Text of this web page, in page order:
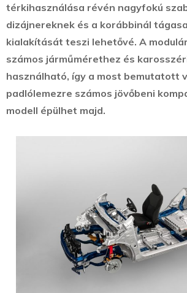
térkihasználása révén nagyfokú
dizájnereknek és a korábbinál
kialakítását teszi lehetővé. A
számos járműmérethez és
használható, így a most bemutatott
padlólemezre számos jövőbeni
modell épülhet majd.